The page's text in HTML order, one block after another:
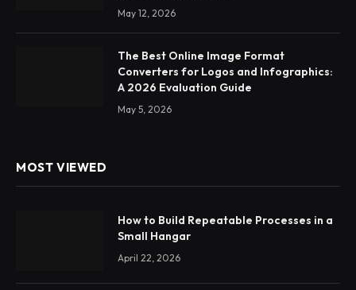
May 12, 2026
The Best Online Image Format
Converters for Logos and Infographics:
A 2026 Evaluation Guide
May 5, 2026
MOST VIEWED
How to Build Repeatable Processes in a
Small Hangar
April 22, 2026